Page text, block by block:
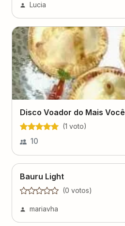
Lucia
Disco Voador do Mais Você
(1 voto)
10
Bauru Light
(0 votos)
mariavha